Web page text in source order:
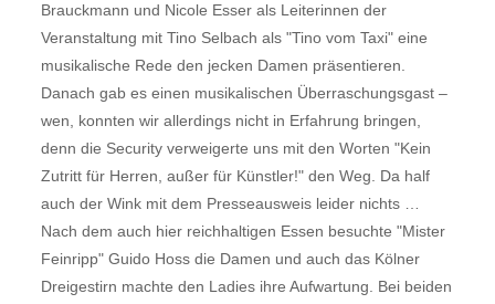
Brauckmann und Nicole Esser als Leiterinnen der
Veranstaltung mit Tino Selbach als "Tino vom Taxi" eine
musikalische Rede den jecken Damen präsentieren.
Danach gab es einen musikalischen Überraschungsgast –
wen, konnten wir allerdings nicht in Erfahrung bringen,
denn die Security verweigerte uns mit den Worten "Kein
Zutritt für Herren, außer für Künstler!" den Weg. Da half
auch der Wink mit dem Presseausweis leider nichts …
Nach dem auch hier reichhaltigen Essen besuchte "Mister
Feinripp" Guido Hoss die Damen und auch das Kölner
Dreigestirn machte den Ladies ihre Aufwartung. Bei beiden